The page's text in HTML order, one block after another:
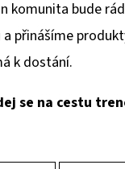
komunita bude
přinášíme
k dostání.
se na cestu